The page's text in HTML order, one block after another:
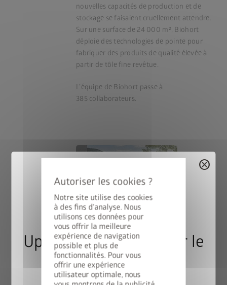
Notre site utilise des cookies
à des fins d'analyse. Nous
utilisons ces données pour
vous offrir la meilleure
expérience de navigation
possible et plus de
fonctionnalités. Pour vous
offrir une expérience
utilisateur optimale, nous
nouvelles capacités de production et de
stockage se faisaient cruellement attendre.
Sur une surface de 24 000 m², Biohort
déploie des technologies de pointe pour
fabriquer des produits de qualité élevée à
partir de tôle fine revêtue.
L’équipe de Biohort passe à
385 collaborateurs.
cancel
Upgrade Deal : 50% sur le
cadre de sol